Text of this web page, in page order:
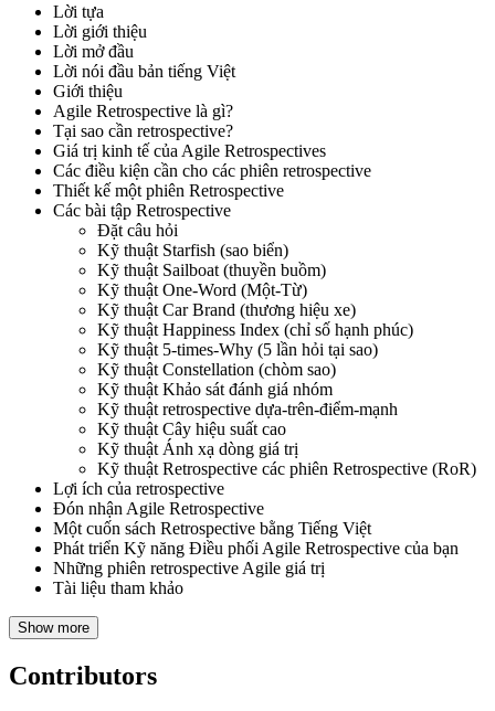
Lời tựa
Lời giới thiệu
Lời mở đầu
Lời nói đầu bản tiếng Việt
Giới thiệu
Agile Retrospective là gì?
Tại sao cần retrospective?
Giá trị kinh tế của Agile Retrospectives
Các điều kiện cần cho các phiên retrospective
Thiết kế một phiên Retrospective
Các bài tập Retrospective
Đặt câu hỏi
Kỹ thuật Starfish (sao biển)
Kỹ thuật Sailboat (thuyền buồm)
Kỹ thuật One-Word (Một-Từ)
Kỹ thuật Car Brand (thương hiệu xe)
Kỹ thuật Happiness Index (chỉ số hạnh phúc)
Kỹ thuật 5-times-Why (5 lần hỏi tại sao)
Kỹ thuật Constellation (chòm sao)
Kỹ thuật Khảo sát đánh giá nhóm
Kỹ thuật retrospective dựa-trên-điểm-mạnh
Kỹ thuật Cây hiệu suất cao
Kỹ thuật Ánh xạ dòng giá trị
Kỹ thuật Retrospective các phiên Retrospective (RoR)
Lợi ích của retrospective
Đón nhận Agile Retrospective
Một cuốn sách Retrospective bằng Tiếng Việt
Phát triển Kỹ năng Điều phối Agile Retrospective của bạn
Những phiên retrospective Agile giá trị
Tài liệu tham khảo
Show more
Contributors